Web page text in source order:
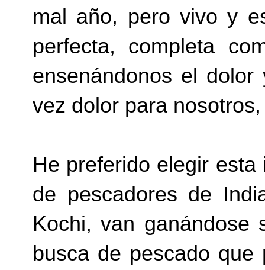
mal año, pero vivo y
perfecta, completa
ensenándonos el
vez dolor para
He preferido elegir
de pescadores de
Kochi, van
busca de pescado que